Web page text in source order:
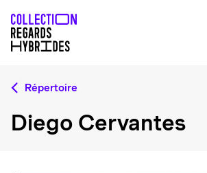
Répertoire
Diego Cervantes